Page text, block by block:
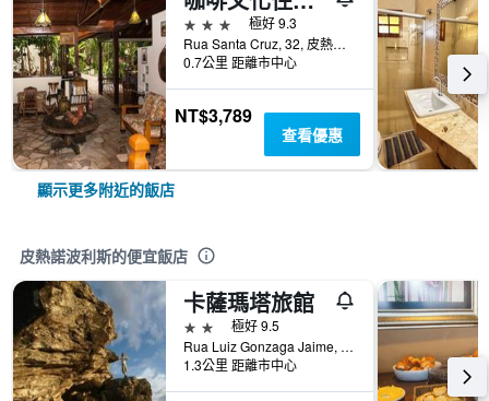
3星級
極好 9.3
Rua Santa Cruz, 32, 皮熱諾波利斯, 巴西
0.7公里 距離市中心
NT$3,789
查看優惠
顯示更多附近的飯店
皮熱諾波利斯的便宜飯店
卡薩瑪塔旅館
2星級
極好 9.5
Rua Luiz Gonzaga Jaime, Numero 109, Quadra 43, Bairro Alto do Bonfim, 皮熱諾波利斯, 巴西
1.3公里 距離市中心